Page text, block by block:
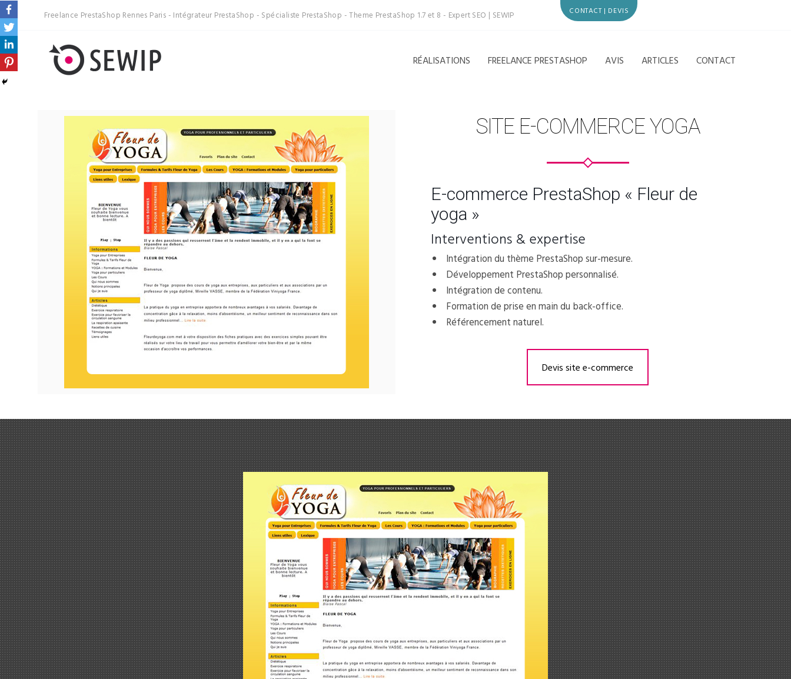
Freelance PrestaShop Rennes Paris - Intégrateur PrestaShop - Spécialiste PrestaShop - Theme PrestaShop 1.7 et 8 - Expert SEO | SEWIP CONTACT | DEVIS
RÉALISATIONS FREELANCE PRESTASHOP AVIS ARTICLES CONTACT
SITE E-COMMERCE YOGA
E-commerce PrestaShop « Fleur de
yoga »
Interventions & expertise
Intégration du thème PrestaShop sur-mesure.
Développement PrestaShop personnalisé.
Intégration de contenu.
Formation de prise en main du back-office.
Référencement naturel.
Devis site e-commerce